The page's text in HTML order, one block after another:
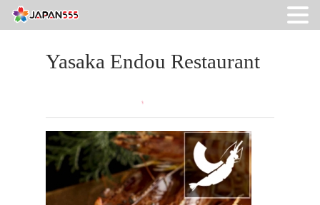
Yasaka Endou Restaurant